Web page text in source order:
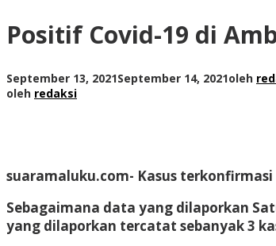
Positif Covid-19 di
September 13, 2021September 14, 2021oleh
oleh redaksi
suaramaluku.com- Kasus
Sebagaimana data yang dilaporkan
yang dilaporkan tercatat sebanyak 3